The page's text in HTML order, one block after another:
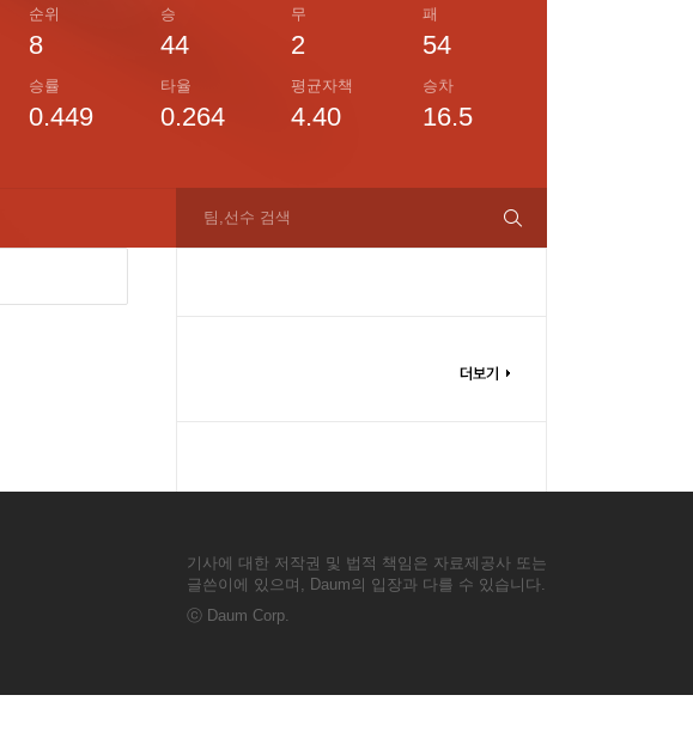
순위
8
승
44
무
2
패
54
승률
0.449
타율
0.264
평균자책
4.40
승차
16.5
팀,선수 검색
기사에 대한 저작권 및 법적 책임은 자료제공사 또는
글쓴이에 있으며, Daum의 입장과 다를 수 있습니다.
ⓒ Daum Corp.